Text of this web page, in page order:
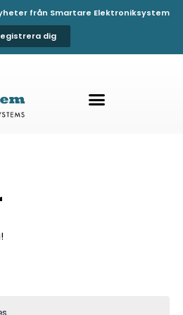
från Smartare Elektroniksystem
dig